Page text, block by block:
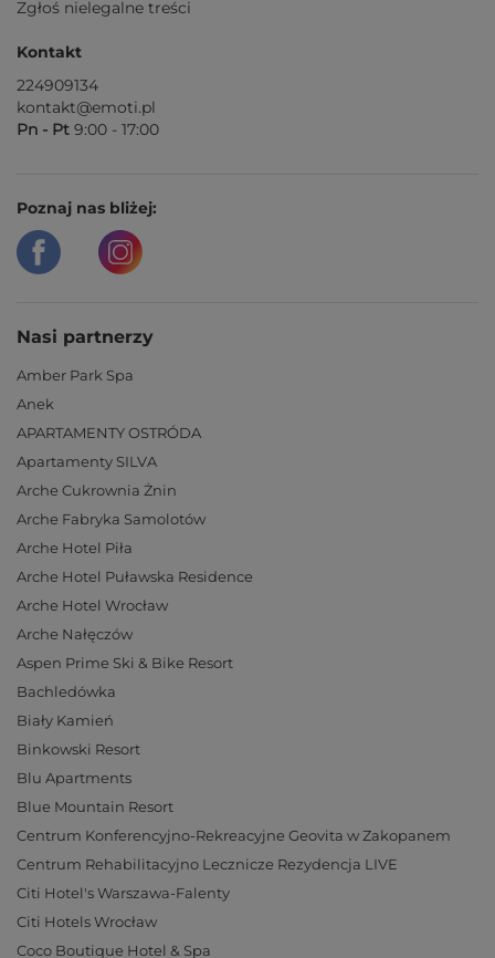
Zgłoś nielegalne treści
Kontakt
224909134
kontakt@emoti.pl
Pn - Pt 9:00 - 17:00
Poznaj nas bliżej:
Nasi partnerzy
Amber Park Spa
Anek
APARTAMENTY OSTRÓDA
Apartamenty SILVA
Arche Cukrownia Żnin
Arche Fabryka Samolotów
Arche Hotel Piła
Arche Hotel Puławska Residence
Arche Hotel Wrocław
Arche Nałęczów
Aspen Prime Ski & Bike Resort
Bachledówka
Biały Kamień
Binkowski Resort
Blu Apartments
Blue Mountain Resort
Centrum Konferencyjno-Rekreacyjne Geovita w Zakopanem
Centrum Rehabilitacyjno Lecznicze Rezydencja LIVE
Citi Hotel's Warszawa-Falenty
Citi Hotels Wrocław
Coco Boutique Hotel & Spa